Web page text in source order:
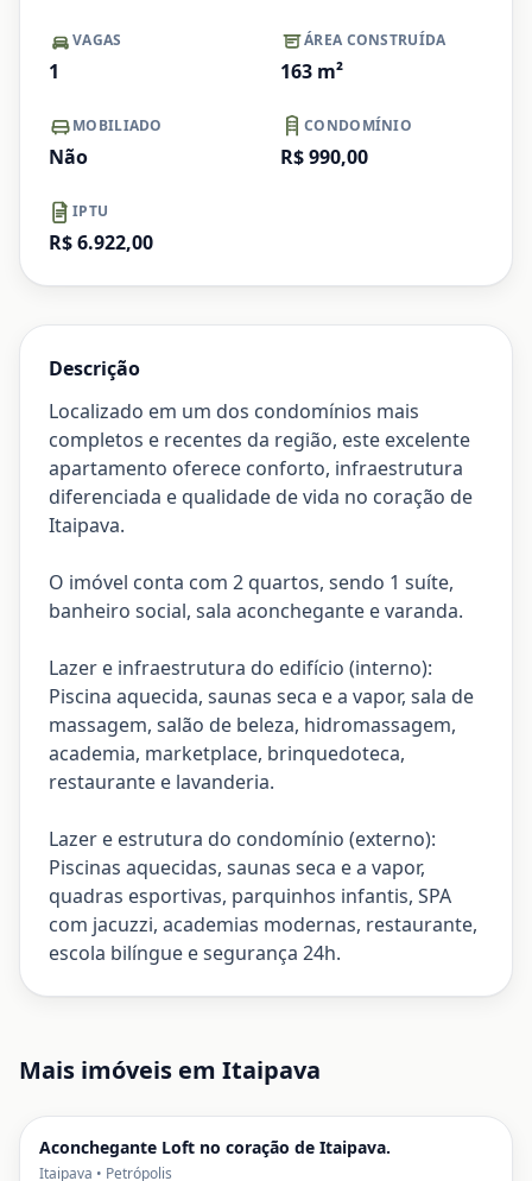
VAGAS
1
ÁREA CONSTRUÍDA
163 m²
MOBILIADO
Não
CONDOMÍNIO
R$ 990,00
IPTU
R$ 6.922,00
Descrição
Localizado em um dos condomínios mais
completos e recentes da região, este excelente
apartamento oferece conforto, infraestrutura
diferenciada e qualidade de vida no coração de
Itaipava.
O imóvel conta com 2 quartos, sendo 1 suíte,
banheiro social, sala aconchegante e varanda.
Lazer e infraestrutura do edifício (interno):
Piscina aquecida, saunas seca e a vapor, sala de
massagem, salão de beleza, hidromassagem,
academia, marketplace, brinquedoteca,
restaurante e lavanderia.
Lazer e estrutura do condomínio (externo):
Piscinas aquecidas, saunas seca e a vapor,
quadras esportivas, parquinhos infantis, SPA
com jacuzzi, academias modernas, restaurante,
escola bilíngue e segurança 24h.
Mais imóveis em Itaipava
Aconchegante Loft no coração de Itaipava.
Itaipava • Petrópolis